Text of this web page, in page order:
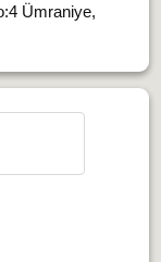
Ümraniye,